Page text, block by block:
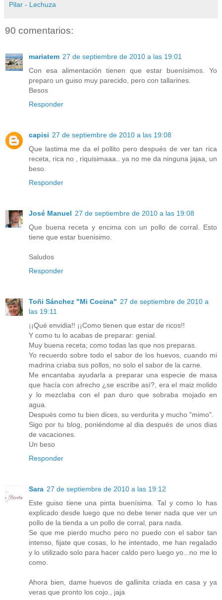
Pilar - Lechuza
90 comentarios:
mariatem 27 de septiembre de 2010 a las 19:01
Con esa alimentación tienen que estar buenísimos. Yo
preparo un guiso muy parecido, pero con tallarines.
Besos
Responder
capisi 27 de septiembre de 2010 a las 19:08
Que lastima me da el pollito pero después de ver tan rica
receta, rica no , riquisimaaa.. ya no me da ninguna jajaa, un
beso.
Responder
José Manuel 27 de septiembre de 2010 a las 19:08
Que buena receta y encima con un pollo de corral. Esto
tiene que estar buenisimo.
Saludos
Responder
Toñi Sánchez "Mi Cocina" 27 de septiembre de 2010 a
las 19:11
¡¡Qué envidia!! ¡¡Como tienen que estar de ricos!!
Y como tu lo acabas de preparar: genial.
Muy buena receta; como todas las que nos preparas.
Yo recuerdo sobre todo el sabor de los huevos, cuando mi
madrina criaba sus pollos, no solo el sabor de la carne.
Me encantaba ayudarla a preparar una especie de masa
que hacía con afrecho ¿se escribe así?, era el maiz molido
y lo mezclaba con el pan duro que sobraba mojado en
agua.
Después como tu bien dices, su verdurita y mucho "mimo".
Sigo por tu blog, poniéndome al dia después de unos dias
de vacaciones.
Un beso
Responder
Sara 27 de septiembre de 2010 a las 19:12
Este guiso tiene una pinta buenísima. Tal y como lo has
explicado desde luego que no debe tener nada que ver un
pollo de la tienda a un pollo de corral, para nada.
Se que me pierdo mucho pero no puedo con el sabor tan
intenso, fijate que cosas, lo he intentado, me han regalado
y lo utilizado solo para hacer caldo pero luego yo...no me lo
como.
Ahora bien, dame huevos de gallinita criada en casa y ya
veras que pronto los cojo., jaja